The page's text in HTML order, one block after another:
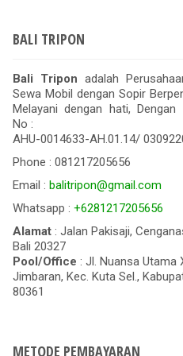
BALI TRIPON
Bali Tripon adalah
Sewa Mobil dengan Sopir
Melayani dengan hati, Dengan
No :
AHU-0014633-AH.01.14/
Phone : 081217205656
Email : balitripon@gmail.com
Whatsapp : +6281217205656
Alamat: Jalan Pakisaji,
Bali 20327
Pool/Office : Jl. Nuansa Utama
Jimbaran, Kec. Kuta Sel.,
80361
METODE PEMBAYARAN